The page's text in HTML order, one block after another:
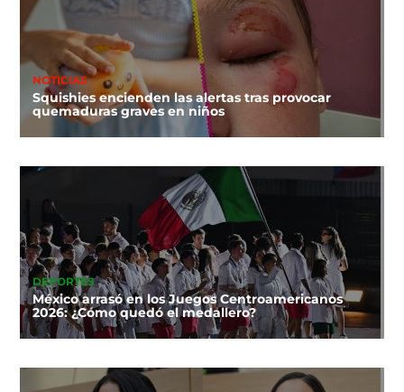
NOTICIAS
Squishies encienden las alertas tras provocar
quemaduras graves en niños
DEPORTES
México arrasó en los Juegos Centroamericanos
2026: ¿Cómo quedó el medallero?